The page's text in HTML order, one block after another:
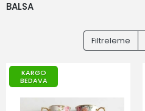
BALSA
Filtreleme
KARGO
BEDAVA